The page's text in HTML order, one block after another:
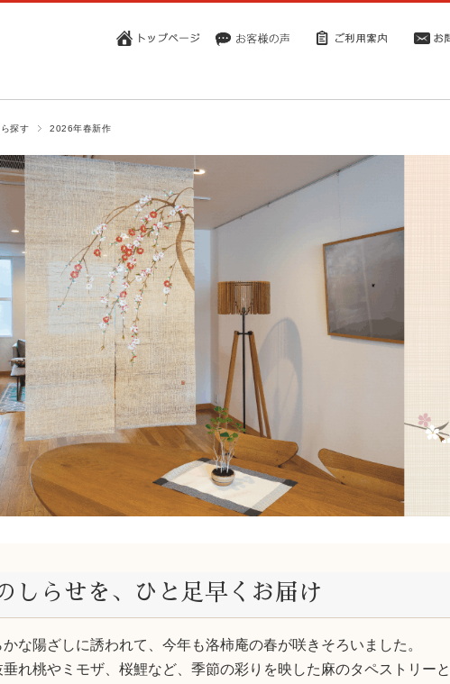
探す 2026年春新作
しらせを、ひと足早くお届け
な陽ざしに誘われて、今年も洛柿庵の春が咲きそろいました。
れ桃やミモザ、桜鯉など、季節の彩りを映した麻のタペストリー